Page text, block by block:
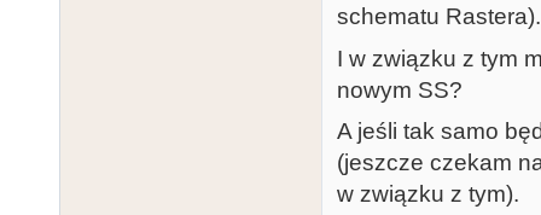
schematu Rastera).
I w związku z tym
nowym SS?
A jeśli tak samo
(jeszcze czekam
w związku z tym).